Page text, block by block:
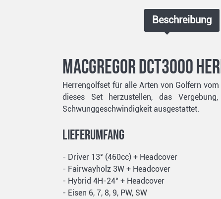
Beschreibung
MacGregor DCT3000
Herrengolfset für alle Arten von Golfern
dieses Set herzustellen, das
Schwunggeschwindigkeit ausgestattet.
Lieferumfang
- Driver 13° (460cc) + Headcover
- Fairwayholz 3W + Headcover
- Hybrid 4H-24° + Headcover
- Eisen 6, 7, 8, 9, PW, SW